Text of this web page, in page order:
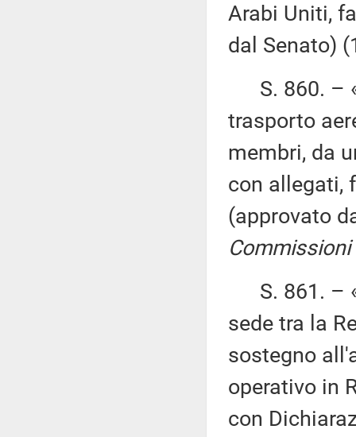
Arabi Uniti,
dal Senato)
S. 860. –
trasporto
membri, da
con allegati,
(approvato
Commissioni
S. 861. –
sede tra la
sostegno
operativo in
con